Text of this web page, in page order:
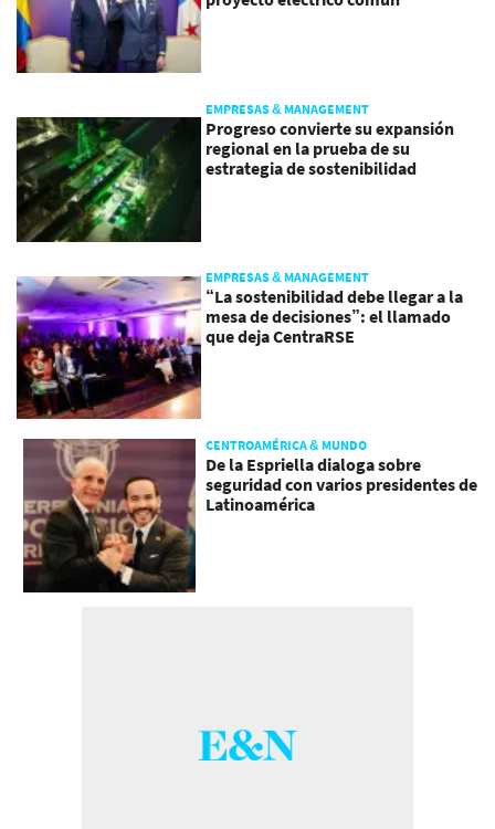
EMPRESAS & MANAGEMENT
Progreso convierte su expansión
regional en la prueba de su
estrategia de sostenibilidad
EMPRESAS & MANAGEMENT
“La sostenibilidad debe llegar a la
mesa de decisiones”: el llamado
que deja CentraRSE
CENTROAMÉRICA & MUNDO
De la Espriella dialoga sobre
seguridad con varios presidentes de
Latinoamérica